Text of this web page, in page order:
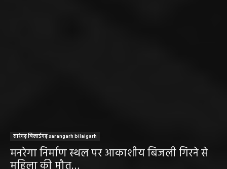
सारंगढ़ बिलाईगढ़ sarangarh bilaigarh
मनरेगा निर्माण स्थल पर आकाशीय बिजली गिरने से